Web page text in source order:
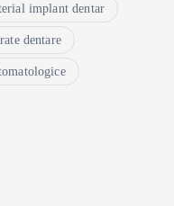
implant dentar
dentare